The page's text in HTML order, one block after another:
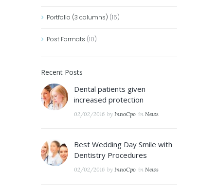
Portfolio (3 columns) (15)
Post Formats (10)
Recent Posts
Dental patients given
increased protection
02/02/2016 by InnoCpo in News
Best Wedding Day Smile with
Dentistry Procedures
02/02/2016 by InnoCpo in News